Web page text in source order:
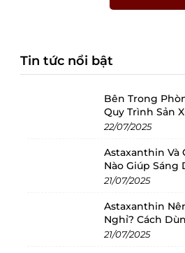
Tin tức nổi bật
Bên Trong
Quy Trình Sản
Châu Âu
22/07/2025
Astaxanthin Và
Nào Giúp Sáng
Sánh 2025]
21/07/2025
Astaxanthin
Nghỉ? Cách
Quả Nhất
21/07/2025